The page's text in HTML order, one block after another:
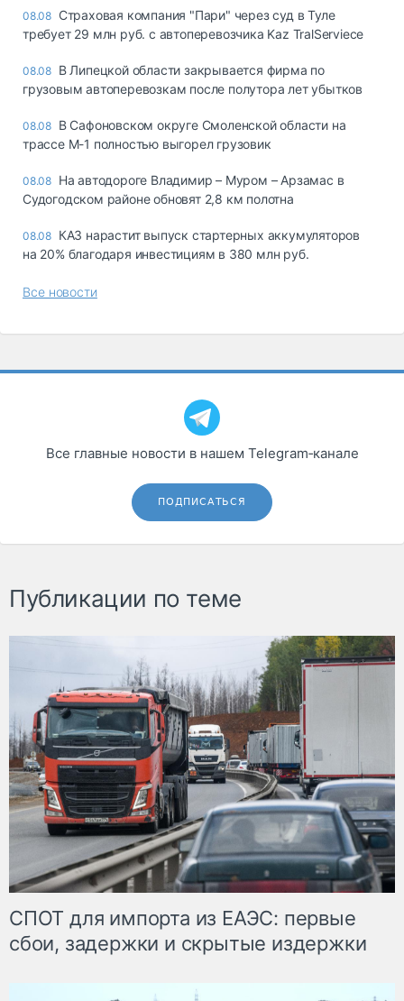
08.08 Страховая компания "Пари" через суд в Туле
требует 29 млн руб. с автоперевозчика Kaz TralServiece
08.08 В Липецкой области закрывается фирма по
грузовым автоперевозкам после полутора лет убытков
08.08 В Сафоновском округе Смоленской области на
трассе М-1 полностью выгорел грузовик
08.08 На автодороге Владимир – Муром – Арзамас в
Судогодском районе обновят 2,8 км полотна
08.08 КАЗ нарастит выпуск стартерных аккумуляторов
на 20% благодаря инвестициям в 380 млн руб.
Все новости
Все главные новости в нашем Telegram‑канале
ПОДПИСАТЬСЯ
Публикации по теме
СПОТ для импорта из ЕАЭС: первые
сбои, задержки и скрытые издержки